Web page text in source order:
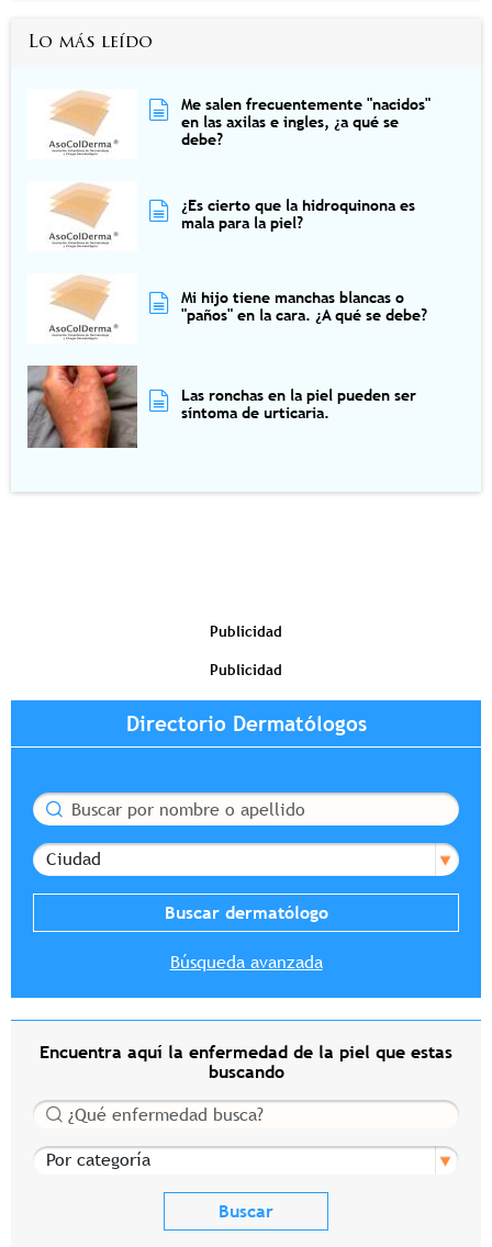
Lo más leído
Me salen frecuentemente "nacidos"
en las axilas e ingles, ¿a qué se
debe?
¿Es cierto que la hidroquinona es
mala para la piel?
Mi hijo tiene manchas blancas o
"paños" en la cara. ¿A qué se debe?
Las ronchas en la piel pueden ser
síntoma de urticaria.
Publicidad
Publicidad
Directorio Dermatólogos
Buscar
Ciudad
Búsqueda avanzada
Encuentra aquí la enfermedad de la piel que estas
buscando
Buscar
Por categoría